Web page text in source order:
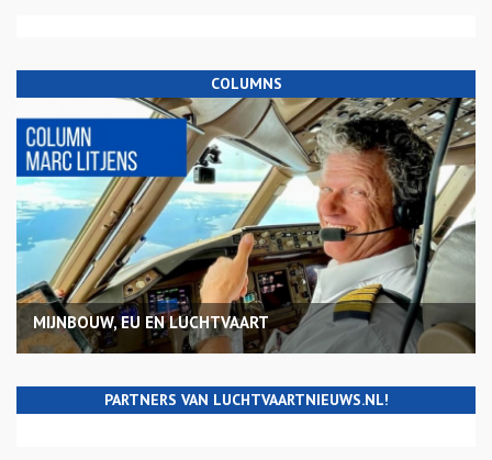
COLUMNS
MIJNBOUW, EU EN LUCHTVAART
PARTNERS VAN LUCHTVAARTNIEUWS.NL!